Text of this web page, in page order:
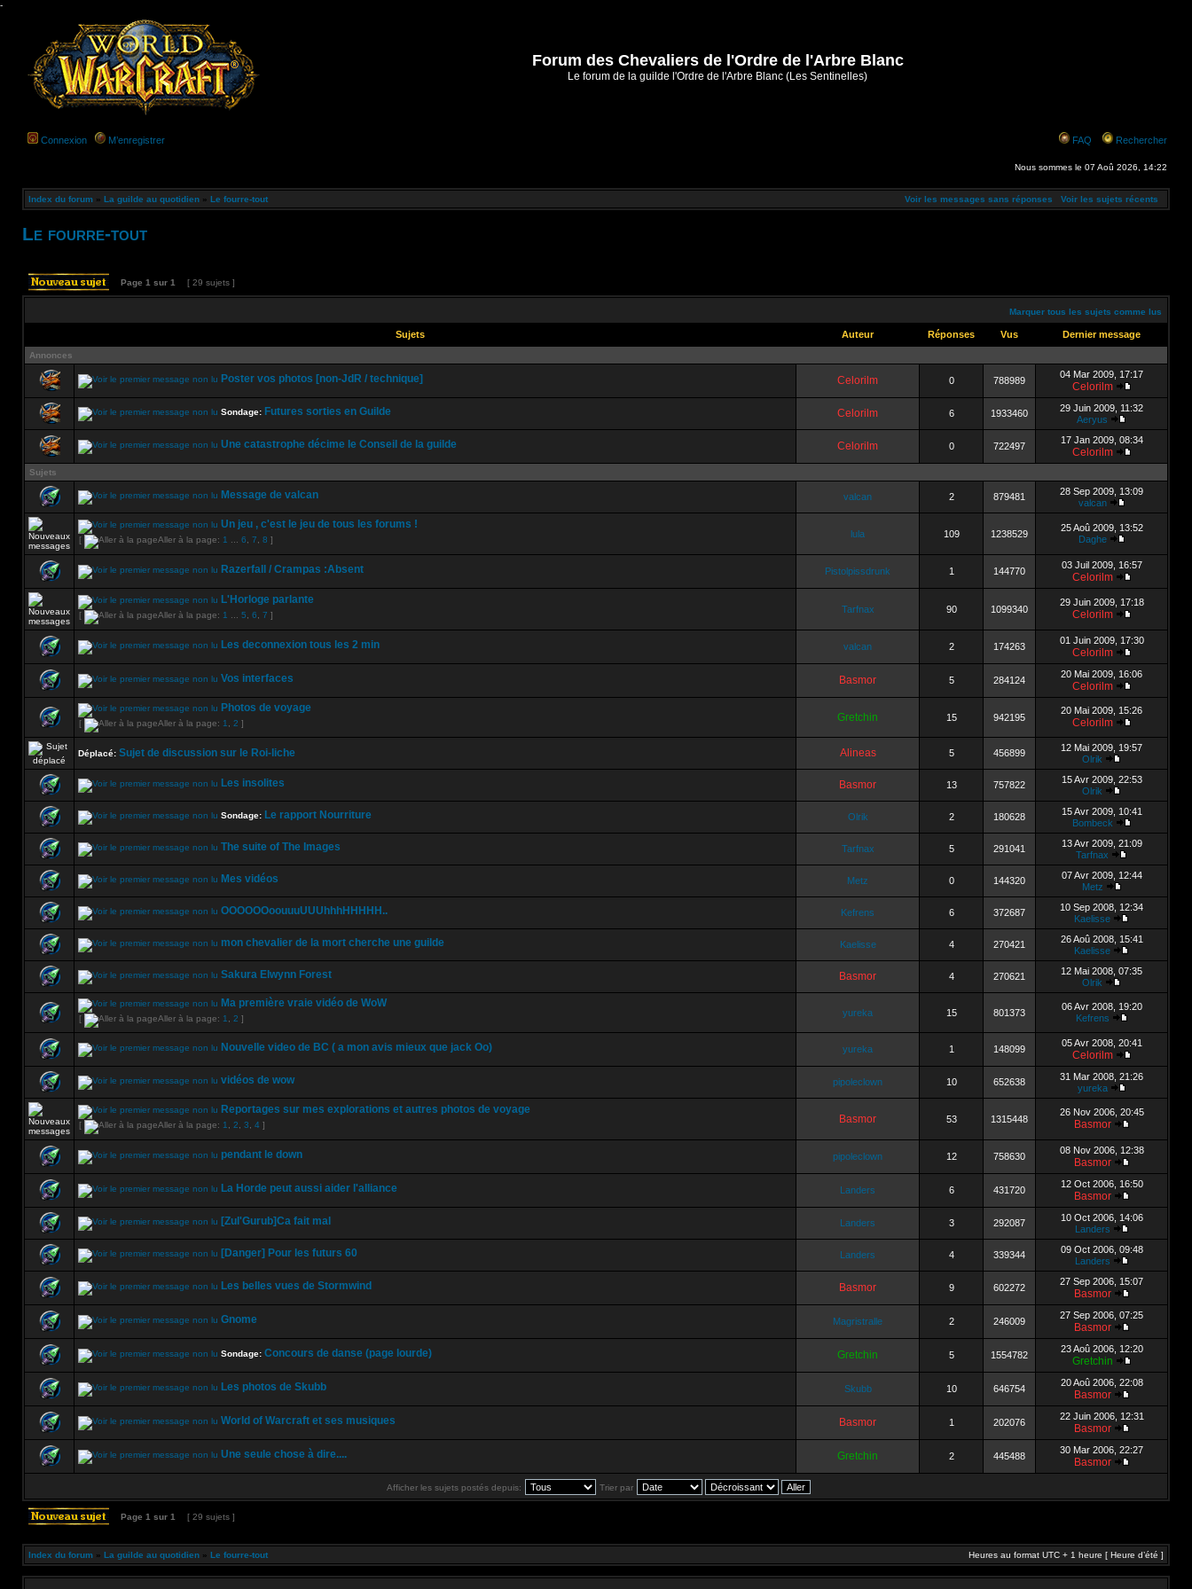
-
Forum des Chevaliers de l'Ordre de l'Arbre Blanc
Le forum de la guilde l'Ordre de l'Arbre Blanc (Les Sentinelles)
Connexion M’enregistrer FAQ Rechercher
Nous sommes le 07 Aoû 2026, 14:22
Index du forum » La guilde au quotidien » Le fourre-tout Voir les messages sans réponses Voir les sujets récents
Le fourre-tout
Page 1 sur 1 [ 29 sujets ]
Marquer tous les sujets comme lus
Sujets Auteur Réponses Vus Dernier message
Annonces
Poster vos photos [non-JdR / technique] Celorilm 0 788989
04 Mar 2009, 17:17
Celorilm
Sondage: Futures sorties en Guilde Celorilm 6 1933460
29 Juin 2009, 11:32
Aeryus
Une catastrophe décime le Conseil de la guilde Celorilm 0 722497
17 Jan 2009, 08:34
Celorilm
Sujets
Message de valcan valcan 2 879481
28 Sep 2009, 13:09
valcan
Un jeu , c'est le jeu de tous les forums !
[ Aller à la page: 1 6 7 8 ]
lula 109 1238529
25 Aoû 2009, 13:52
Daghe
Razerfall / Crampas :Absent Pistolpissdrunk 1 144770
03 Juil 2009, 16:57
Celorilm
L'Horloge parlante
[ Aller à la page: 1 5 6 7 ]
Tarfnax 90 1099340
29 Juin 2009, 17:18
Celorilm
Les deconnexion tous les 2 min valcan 2 174263
01 Juin 2009, 17:30
Celorilm
Vos interfaces Basmor 5 284124
20 Mai 2009, 16:06
Celorilm
Photos de voyage
[ Aller à la page: 1 2 ] Gretchin 15 942195
20 Mai 2009, 15:26
Celorilm
Déplacé: Sujet de discussion sur le Roi-liche Alineas 5 456899
12 Mai 2009, 19:57
Olrik
Les insolites Basmor 13 757822
15 Avr 2009, 22:53
Olrik
Sondage: Le rapport Nourriture Olrik 2 180628
15 Avr 2009, 10:41
Bombeck
The suite of The Images Tarfnax 5 291041
13 Avr 2009, 21:09
Tarfnax
Mes vidéos Metz 0 144320
07 Avr 2009, 12:44
Metz
OOOOOOoouuuUUUhhhHHHHH.. Kefrens 6 372687
10 Sep 2008, 12:34
Kaelisse
mon chevalier de la mort cherche une guilde Kaelisse 4 270421
26 Aoû 2008, 15:41
Kaelisse
Sakura Elwynn Forest Basmor 4 270621
12 Mai 2008, 07:35
Olrik
Ma première vraie vidéo de WoW
[ Aller à la page: 1 2 ]
yureka 15 801373
06 Avr 2008, 19:20
Kefrens
Nouvelle video de BC ( a mon avis mieux que jack Oo) yureka 1 148099
05 Avr 2008, 20:41
Celorilm
vidéos de wow
pipoleclown 10 652638
31 Mar 2008, 21:26
yureka
Reportages sur mes explorations et autres photos de voyage
[ Aller à la page: 1 2 3 4 ] Basmor 53 1315448
26 Nov 2006, 20:45
Basmor
pendant le down pipoleclown 12 758630
08 Nov 2006, 12:38
Basmor
La Horde peut aussi aider l'alliance Landers 6 431720
12 Oct 2006, 16:50
Basmor
[Zul'Gurub]Ca fait mal
Landers 3 292087
10 Oct 2006, 14:06
Landers
[Danger] Pour les futurs 60 Landers 4 339344
09 Oct 2006, 09:48
Landers
Les belles vues de Stormwind Basmor 9 602272
27 Sep 2006, 15:07
Basmor
Gnome Magristralle 2 246009
27 Sep 2006, 07:25
Basmor
Sondage: Concours de danse (page lourde) Gretchin 5 1554782
23 Aoû 2006, 12:20
Gretchin
Les photos de Skubb Skubb 10 646754
20 Aoû 2006, 22:08
Basmor
World of Warcraft et ses musiques Basmor 1 202076
22 Juin 2006, 12:31
Basmor
Une seule chose à dire.... Gretchin 2 445488
30 Mar 2006, 22:27
Basmor
Afficher les sujets postés depuis: Trier par
Page 1 sur 1 [ 29 sujets ]
Index du forum » La guilde au quotidien » Le fourre-tout Heures au format UTC + 1 heure [ Heure d’été ]